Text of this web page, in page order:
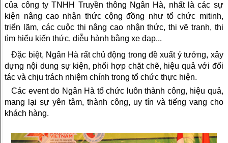
của công ty TNHH Truyền thông Ngân Hà, nhất là các sự
kiện nâng cao nhận thức cộng đồng như tổ chức mitinh,
triển lãm, các cuộc thi nâng cao nhận thức, thi vẽ tranh, thi
tìm hiểu kiến thức, diễu hành bằng xe đạp...
Đặc biệt, Ngân Hà rất chủ động trong đề xuất ý tưởng, xây
dựng nội dung sự kiện, phối hợp chặt chẽ, hiệu quả với đối
tác và chịu trách nhiệm chính trong tổ chức thực hiện.
Các event do Ngân Hà tổ chức luôn thành công, hiệu quả,
mang lại sự yên tâm, thành công, uy tín và tiếng vang cho
khách hàng.